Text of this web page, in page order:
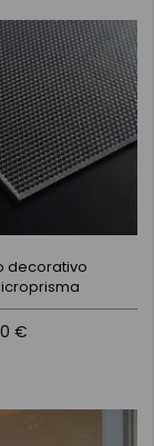
decorativo
€